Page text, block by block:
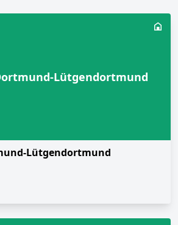
Lütgendortmund
Lütgendortmund